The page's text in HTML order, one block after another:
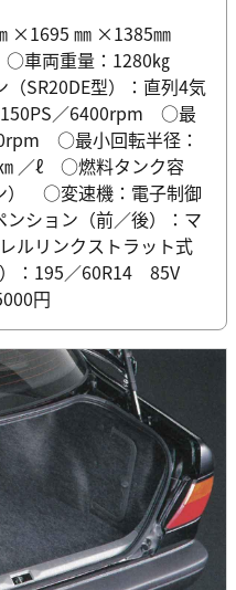
×1695 ㎜ ×1385㎜
車両重量：1280㎏
SR20DE型）：直列4気
150PS／6400rpm ○最
○最小回転半径：
／ℓ ○燃料タンク容
） ○変速機：電子制御
ション（前／後）：マ
ルリンクストラット式
：195／60R14 85V
円